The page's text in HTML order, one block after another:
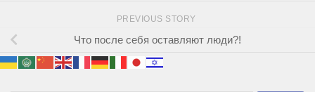
PREVIOUS STORY
Что после себя оставляют люди?!